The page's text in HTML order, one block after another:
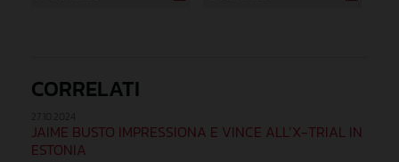
CORRELATI
JAIME BUSTO IMPRESSIONA E VINCE ALL’X-TRIAL IN
ESTONIA